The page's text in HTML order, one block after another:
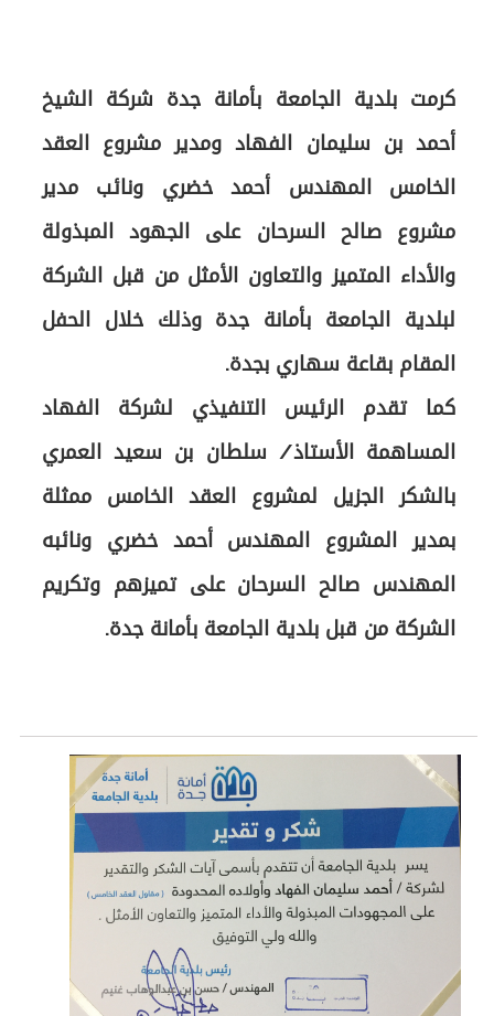
كرمت بلدية الجامعة بأمانة جدة شركة الشيخ
أحمد بن سليمان الفهاد ومدير مشروع العقد
الخامس المهندس أحمد خضري ونائب مدير
مشروع صالح السرحان على الجهود المبذولة
والأداء المتميز والتعاون الأمثل من قبل الشركة
لبلدية الجامعة بأمانة جدة وذلك خلال الحفل
كما تقدم الرئيس التنفيذي لشركة الفهاد
المساهمة الأستاذ/ سلطان بن سعيد العمري
بالشكر الجزيل لمشروع العقد الخامس ممثلة
بمدير المشروع المهندس أحمد خضري ونائبه
المهندس صالح السرحان على تميزهم وتكريم